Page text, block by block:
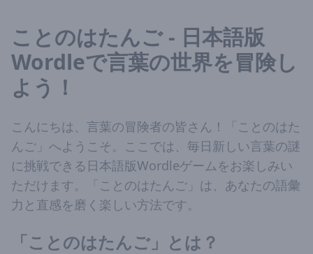
ことのはたんご - 日本語版
Wordleで言葉の世界を冒険し
よう！
こんにちは、言葉の冒険者の皆さん！「ことのはた
んご」へようこそ。ここでは、毎日新しい言葉の謎
に挑戦できる日本語版Wordleゲームをお楽しみい
ただけます。「ことのはたんご」は、あなたの語彙
力と直感を磨く楽しい方法です。
「ことのはたんご」とは？